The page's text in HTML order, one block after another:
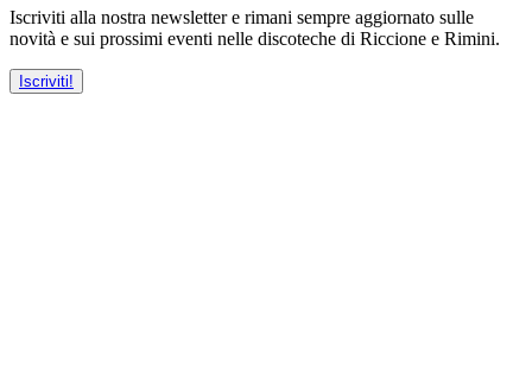
Iscriviti alla nostra newsletter e rimani sempre aggiornato sulle
novità e sui prossimi eventi nelle discoteche di Riccione e Rimini.
Iscriviti!